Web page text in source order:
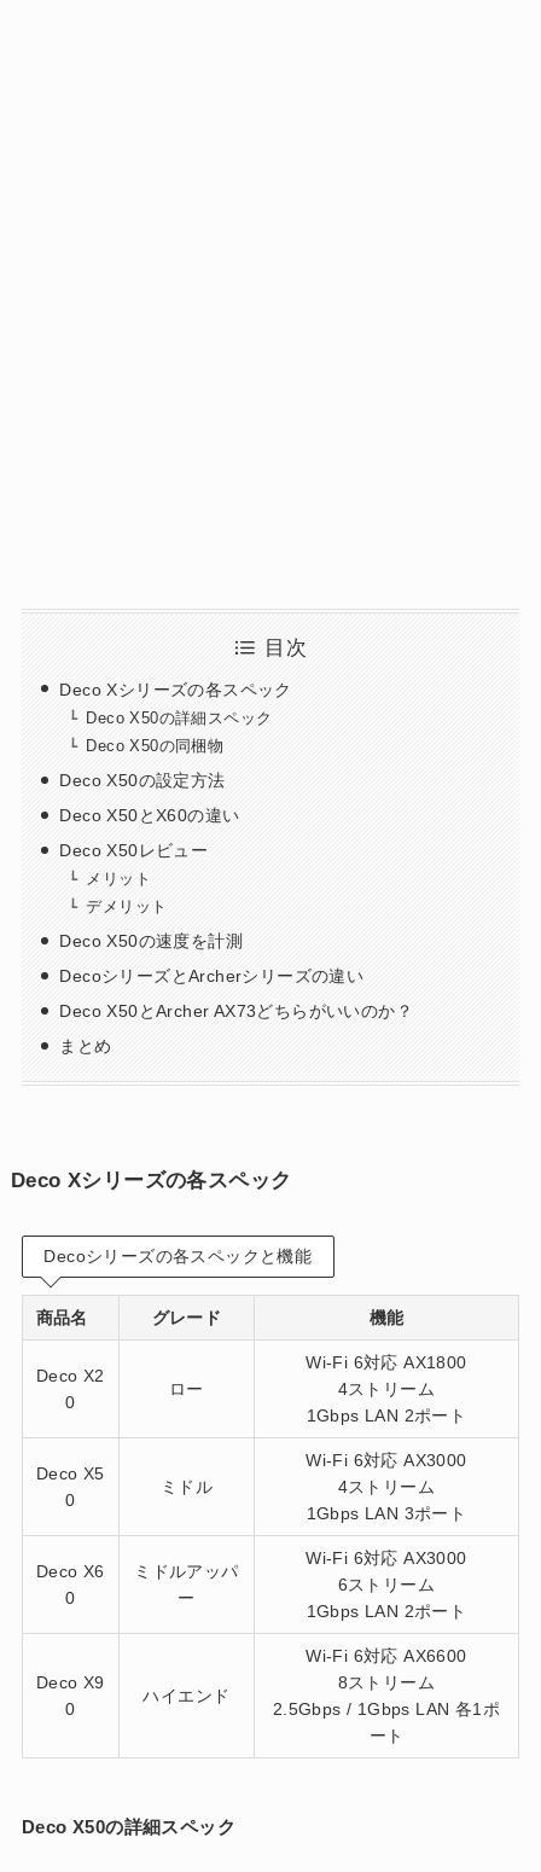
目次
Deco Xシリーズの各スペック
Deco X50の詳細スペック
Deco X50の同梱物
Deco X50の設定方法
Deco X50とX60の違い
Deco X50レビュー
メリット
デメリット
Deco X50の速度を計測
DecoシリーズとArcherシリーズの違い
Deco X50とArcher AX73どちらがいいのか？
まとめ
Deco Xシリーズの各スペック
Decoシリーズの各スペックと機能
商品名 グレード 機能
Deco X2
0
ロー
Wi-Fi 6対応 AX1800
4ストリーム
1Gbps LAN 2ポート
Deco X5
0
ミドル
Wi-Fi 6対応 AX3000
4ストリーム
1Gbps LAN 3ポート
Deco X6
0
ミドルアッパ
ー
Wi-Fi 6対応 AX3000
6ストリーム
1Gbps LAN 2ポート
Deco X9
0
ハイエンド
Wi-Fi 6対応 AX6600
8ストリーム
2.5Gbps / 1Gbps LAN 各1ポ
ート
Deco X50の詳細スペック